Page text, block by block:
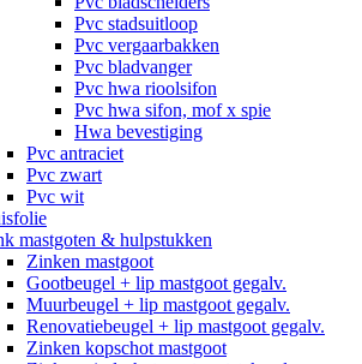
Pvc stadsuitloop
Pvc vergaarbakken
Pvc bladvanger
Pvc hwa rioolsifon
Pvc hwa sifon, mof x spie
Hwa bevestiging
Pvc antraciet
Pvc zwart
Pvc wit
mastgoten & hulpstukken
Zinken mastgoot
Gootbeugel + lip mastgoot gegalv.
Muurbeugel + lip mastgoot gegalv.
Renovatiebeugel + lip mastgoot gegalv.
Zinken kopschot mastgoot